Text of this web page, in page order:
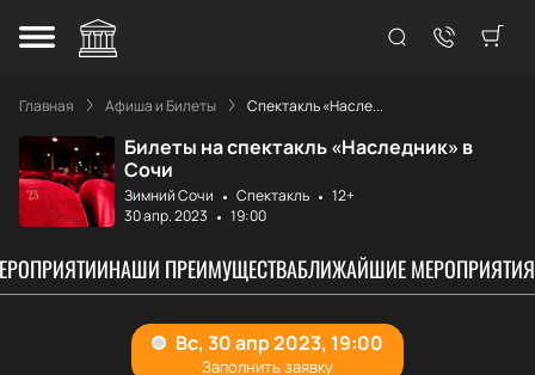
Главная Афиша и Билеты Спектакль «Насле...
Билеты на спектакль «Наследник» в
Сочи
Зимний Сочи Спектакль
12+
30 апр. 2023
19:00
НАШИ ПРЕИМУЩЕСТВАБЛИЖАЙШИЕ МЕРОПРИЯТИЯ